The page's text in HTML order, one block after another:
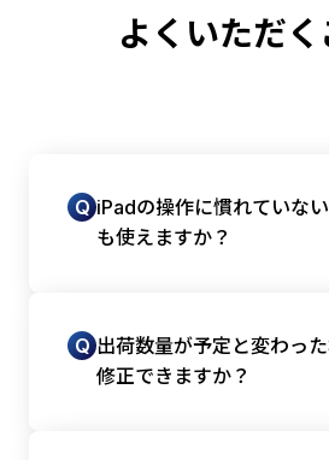
よくいただ
Q iPadの操作に慣れていな
も使えますか？
く、QRコードを読んで画面
タップするだけの直感的な
いるため、スマートフォン
Q 出荷数量が予定と変わっ
修正できますか？